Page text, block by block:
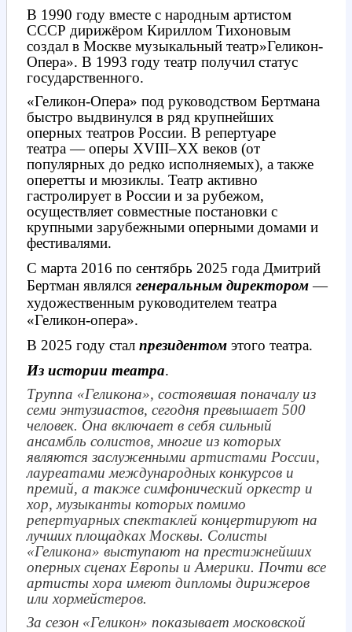
В 1990 году вместе с народным артистом
СССР дирижёром Кириллом Тихоновым
создал в Москве музыкальный театр»Геликон-
Опера». В 1993 году театр получил статус
государственного.
«Геликон-Опера» под руководством Бертмана
быстро выдвинулся в ряд крупнейших
оперных театров России. В репертуаре
театра — оперы XVIII–XX веков (от
популярных до редко исполняемых), а также
оперетты и мюзиклы. Театр активно
гастролирует в России и за рубежом,
осуществляет совместные постановки с
крупными зарубежными оперными домами и
фестивалями.
С марта 2016 по сентябрь 2025 года Дмитрий
Бертман являлся генеральным директором—
художественным руководителем театра
«Геликон-опера».
В 2025 году стал президентом этого театра.
Из истории театра.
Труппа «Геликона», состоявшая поначалу из
семи энтузиастов, сегодня превышает 500
человек. Она включает в себя сильный
ансамбль солистов, многие из которых
являются заслуженными артистами России,
лауреатами международных конкурсов и
премий, а также симфонический оркестр и
хор, музыканты которых помимо
репертуарных спектаклей концертируют на
лучших площадках Москвы. Солисты
«Геликона» выступают на престижнейших
оперных сценах Европы и Америки. Почти все
артисты хора имеют дипломы дирижеров
или хормейстеров.
За сезон «Геликон» показывает московской